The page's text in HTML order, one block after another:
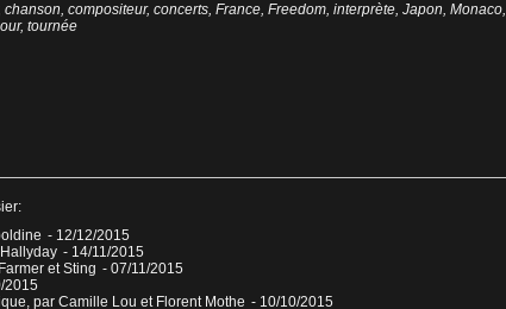
chanson, compositeur, concerts, France, Freedom, interprète, Japon, Monaco,
, tournée
- 12/12/2015
- 14/11/2015
et Sting - 07/11/2015
2015
par Camille Lou et Florent Mothe - 10/10/2015